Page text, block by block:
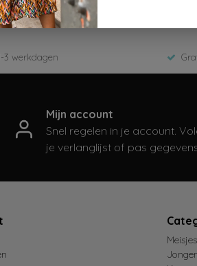
3 werkdagen
Mijn account
Snel regelen in je account.
je verlanglijst of pas